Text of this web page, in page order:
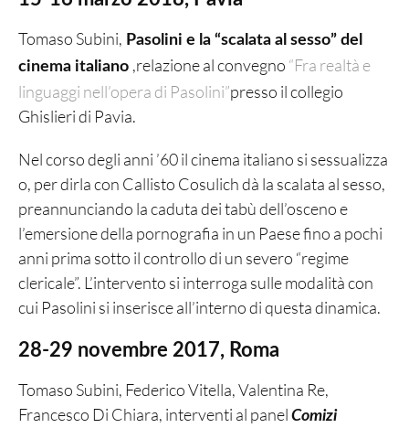
Tomaso Subini, Pasolini e la “scalata al sesso” del
cinema italiano ,relazione al convegno “Fra realtà e
linguaggi nell’opera di Pasolini”presso il collegio
Ghislieri di Pavia.
Nel corso degli anni ’60 il cinema italiano si sessualizza
o, per dirla con Callisto Cosulich dà la scalata al sesso,
preannunciando la caduta dei tabù dell’osceno e
l’emersione della pornografia in un Paese fino a pochi
anni prima sotto il controllo di un severo “regime
clericale”. L’intervento si interroga sulle modalità con
cui Pasolini si inserisce all’interno di questa dinamica.
28-29 novembre 2017, Roma
Tomaso Subini, Federico Vitella, Valentina Re,
Francesco Di Chiara, interventi al panel Comizi